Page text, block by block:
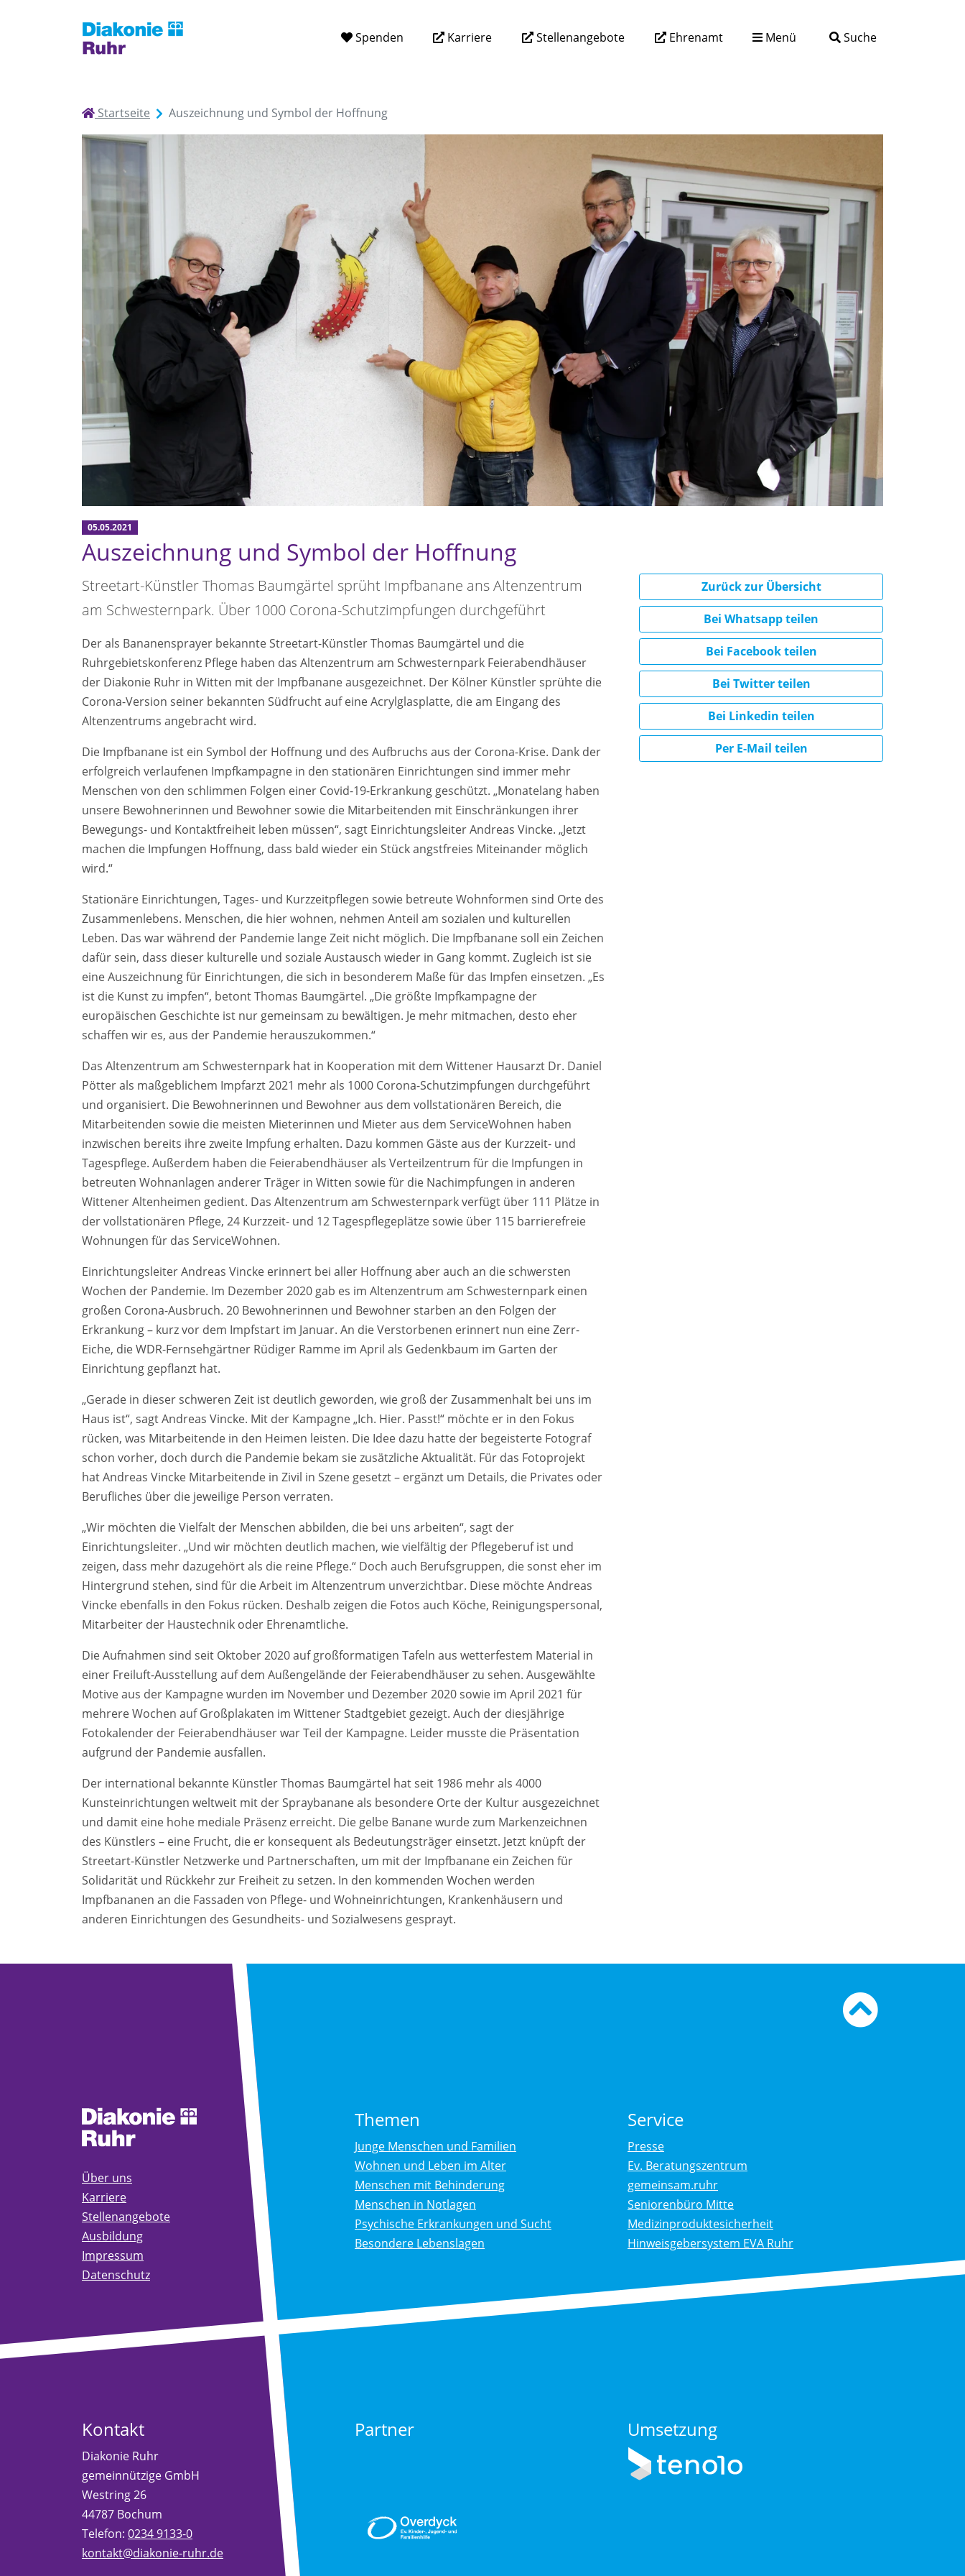
Spenden Karriere Stellenangebote Ehrenamt Menü Suche
Startseite Auszeichnung und Symbol der Hoffnung
05.05.2021
Auszeichnung und Symbol der Hoffnung
Streetart-Künstler Thomas Baumgärtel sprüht Impfbanane ans Altenzentrum
am Schwesternpark. Über 1000 Corona-Schutzimpfungen durchgeführt
Der als Bananensprayer bekannte Streetart-Künstler Thomas Baumgärtel und die
Ruhrgebietskonferenz Pflege haben das Altenzentrum am Schwesternpark Feierabendhäuser
der Diakonie Ruhr in Witten mit der Impfbanane ausgezeichnet. Der Kölner Künstler sprühte die
Corona-Version seiner bekannten Südfrucht auf eine Acrylglasplatte, die am Eingang des
Altenzentrums angebracht wird.
Die Impfbanane ist ein Symbol der Hoffnung und des Aufbruchs aus der Corona-Krise. Dank der
erfolgreich verlaufenen Impfkampagne in den stationären Einrichtungen sind immer mehr
Menschen von den schlimmen Folgen einer Covid-19-Erkrankung geschützt. „Monatelang haben
unsere Bewohnerinnen und Bewohner sowie die Mitarbeitenden mit Einschränkungen ihrer
Bewegungs- und Kontaktfreiheit leben müssen“, sagt Einrichtungsleiter Andreas Vincke. „Jetzt
machen die Impfungen Hoffnung, dass bald wieder ein Stück angstfreies Miteinander möglich
wird.“
Stationäre Einrichtungen, Tages- und Kurzzeitpflegen sowie betreute Wohnformen sind Orte des
Zusammenlebens. Menschen, die hier wohnen, nehmen Anteil am sozialen und kulturellen
Leben. Das war während der Pandemie lange Zeit nicht möglich. Die Impfbanane soll ein Zeichen
dafür sein, dass dieser kulturelle und soziale Austausch wieder in Gang kommt. Zugleich ist sie
eine Auszeichnung für Einrichtungen, die sich in besonderem Maße für das Impfen einsetzen. „Es
ist die Kunst zu impfen“, betont Thomas Baumgärtel. „Die größte Impfkampagne der
europäischen Geschichte ist nur gemeinsam zu bewältigen. Je mehr mitmachen, desto eher
schaffen wir es, aus der Pandemie herauszukommen.“
Das Altenzentrum am Schwesternpark hat in Kooperation mit dem Wittener Hausarzt Dr. Daniel
Pötter als maßgeblichem Impfarzt 2021 mehr als 1000 Corona-Schutzimpfungen durchgeführt
und organisiert. Die Bewohnerinnen und Bewohner aus dem vollstationären Bereich, die
Mitarbeitenden sowie die meisten Mieterinnen und Mieter aus dem ServiceWohnen haben
inzwischen bereits ihre zweite Impfung erhalten. Dazu kommen Gäste aus der Kurzzeit- und
Tagespflege. Außerdem haben die Feierabendhäuser als Verteilzentrum für die Impfungen in
betreuten Wohnanlagen anderer Träger in Witten sowie für die Nachimpfungen in anderen
Wittener Altenheimen gedient. Das Altenzentrum am Schwesternpark verfügt über 111 Plätze in
der vollstationären Pflege, 24 Kurzzeit- und 12 Tagespflegeplätze sowie über 115 barrierefreie
Wohnungen für das ServiceWohnen.
Einrichtungsleiter Andreas Vincke erinnert bei aller Hoffnung aber auch an die schwersten
Wochen der Pandemie. Im Dezember 2020 gab es im Altenzentrum am Schwesternpark einen
großen Corona-Ausbruch. 20 Bewohnerinnen und Bewohner starben an den Folgen der
Erkrankung – kurz vor dem Impfstart im Januar. An die Verstorbenen erinnert nun eine Zerr-
Eiche, die WDR-Fernsehgärtner Rüdiger Ramme im April als Gedenkbaum im Garten der
Einrichtung gepflanzt hat.
„Gerade in dieser schweren Zeit ist deutlich geworden, wie groß der Zusammenhalt bei uns im
Haus ist“, sagt Andreas Vincke. Mit der Kampagne „Ich. Hier. Passt!“ möchte er in den Fokus
rücken, was Mitarbeitende in den Heimen leisten. Die Idee dazu hatte der begeisterte Fotograf
schon vorher, doch durch die Pandemie bekam sie zusätzliche Aktualität. Für das Fotoprojekt
hat Andreas Vincke Mitarbeitende in Zivil in Szene gesetzt – ergänzt um Details, die Privates oder
Berufliches über die jeweilige Person verraten.
„Wir möchten die Vielfalt der Menschen abbilden, die bei uns arbeiten“, sagt der
Einrichtungsleiter. „Und wir möchten deutlich machen, wie vielfältig der Pflegeberuf ist und
zeigen, dass mehr dazugehört als die reine Pflege.“ Doch auch Berufsgruppen, die sonst eher im
Hintergrund stehen, sind für die Arbeit im Altenzentrum unverzichtbar. Diese möchte Andreas
Vincke ebenfalls in den Fokus rücken. Deshalb zeigen die Fotos auch Köche, Reinigungspersonal,
Mitarbeiter der Haustechnik oder Ehrenamtliche.
Die Aufnahmen sind seit Oktober 2020 auf großformatigen Tafeln aus wetterfestem Material in
einer Freiluft-Ausstellung auf dem Außengelände der Feierabendhäuser zu sehen. Ausgewählte
Motive aus der Kampagne wurden im November und Dezember 2020 sowie im April 2021 für
mehrere Wochen auf Großplakaten im Wittener Stadtgebiet gezeigt. Auch der diesjährige
Fotokalender der Feierabendhäuser war Teil der Kampagne. Leider musste die Präsentation
aufgrund der Pandemie ausfallen.
Der international bekannte Künstler Thomas Baumgärtel hat seit 1986 mehr als 4000
Kunsteinrichtungen weltweit mit der Spraybanane als besondere Orte der Kultur ausgezeichnet
und damit eine hohe mediale Präsenz erreicht. Die gelbe Banane wurde zum Markenzeichnen
des Künstlers – eine Frucht, die er konsequent als Bedeutungsträger einsetzt. Jetzt knüpft der
Streetart-Künstler Netzwerke und Partnerschaften, um mit der Impfbanane ein Zeichen für
Solidarität und Rückkehr zur Freiheit zu setzen. In den kommenden Wochen werden
Impfbananen an die Fassaden von Pflege- und Wohneinrichtungen, Krankenhäusern und
anderen Einrichtungen des Gesundheits- und Sozialwesens gesprayt.
Zurück zur Übersicht
Bei Whatsapp teilen
Bei Facebook teilen
Bei Twitter teilen
Bei Linkedin teilen
Per E-Mail teilen
Zum
Über uns
Karriere
Stellenangebote
Ausbildung
Impressum
Datenschutz
Themen
Junge Menschen und Familien
Wohnen und Leben im Alter
Menschen mit Behinderung
Menschen in Notlagen
Psychische Erkrankungen und Sucht
Besondere Lebenslagen
Service
Presse
Ev. Beratungszentrum
gemeinsam.ruhr
Seniorenbüro Mitte
Medizinproduktesicherheit
Hinweisgebersystem EVA Ruhr
Kontakt
Diakonie Ruhr
gemeinnützige GmbH
Westring 26
44787 Bochum
Telefon: 0234 9133-0
kontakt@diakonie-ruhr.de
Partner Umsetzung